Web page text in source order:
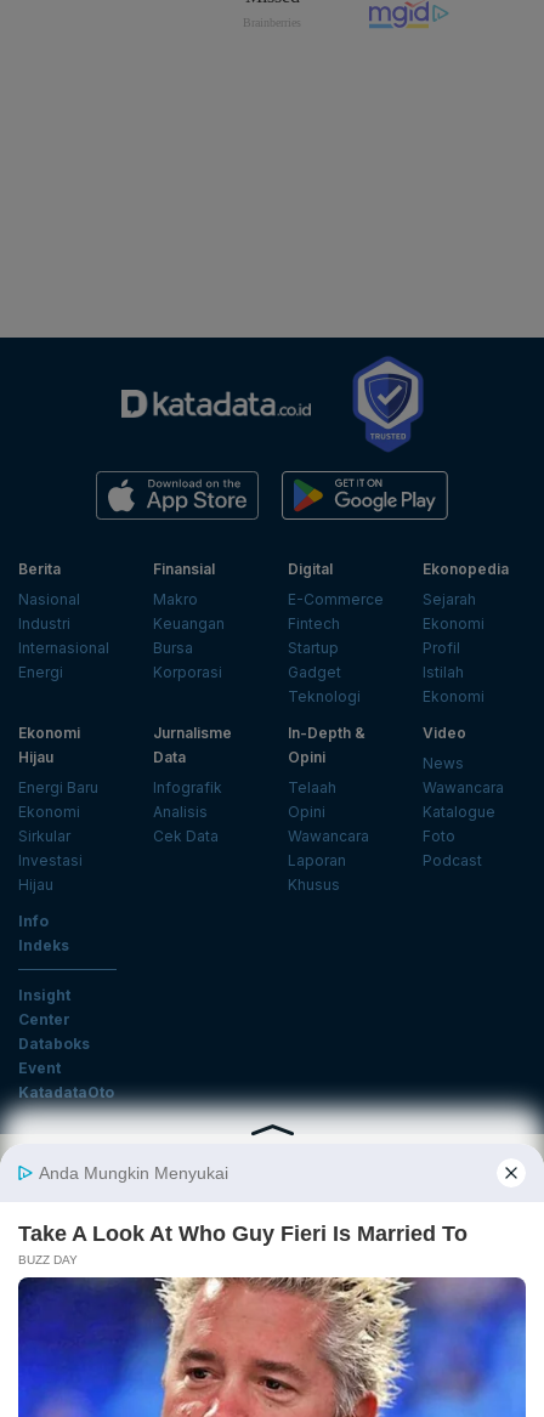
Berita
Nasional
Industri
Internasional
Energi
Finansial
Makro
Keuangan
Bursa
Korporasi
Digital
E-Commerce
Fintech
Startup
Gadget
Teknologi
Ekonopedia
Sejarah
Ekonomi
Profil
Istilah
Ekonomi
Ekonomi
Hijau
Energi Baru
Ekonomi
Sirkular
Investasi
Hijau
Jurnalisme
Data
Infografik
Analisis
Cek Data
In-Depth &
Opini
Telaah
Opini
Wawancara
Laporan
Khusus
Video
News
Wawancara
Katalogue
Foto
Podcast
Info
Indeks
Insight
Center
Databoks
Event
KatadataOto
Langganan Newsletter
Tentang Katadata Advertising Karier
Pedoman Media Siber
Kebijakan Privasi
Disclaimer
Hubungi Kami